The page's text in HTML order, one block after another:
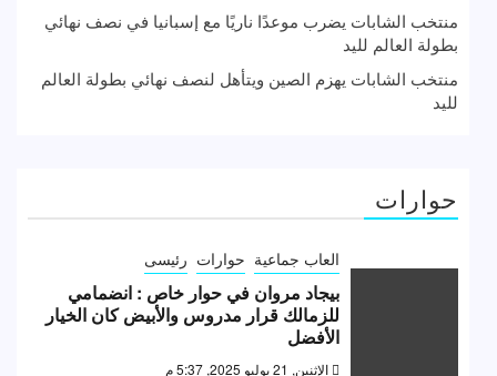
منتخب الشابات يضرب موعدًا ناريًا مع إسبانيا في نصف نهائي
بطولة العالم لليد
منتخب الشابات يهزم الصين ويتأهل لنصف نهائي بطولة العالم
لليد
حوارات
العاب جماعية حوارات رئيسى
بيجاد مروان في حوار خاص : انضمامي
للزمالك قرار مدروس والأبيض كان الخيار
الأفضل
الإثنين, 21 يوليو 2025, 5:37 م